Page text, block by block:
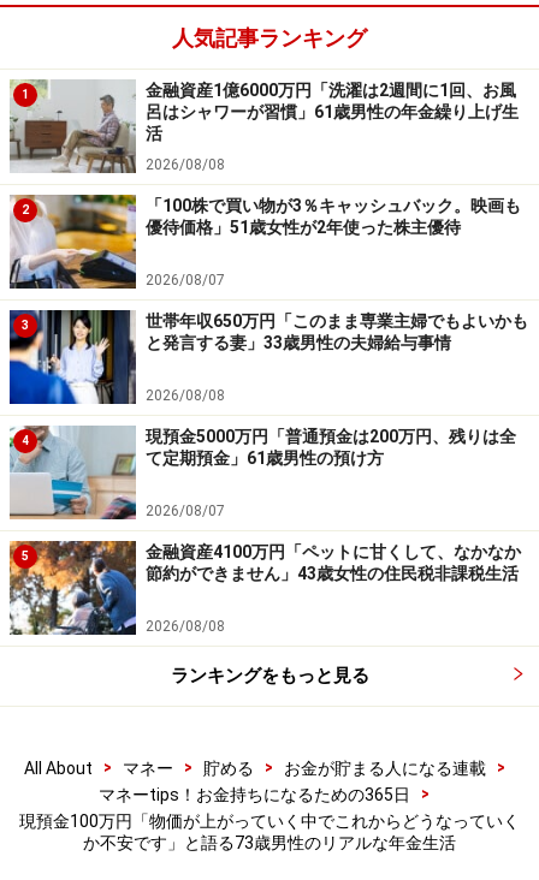
がっていくので仕事もできないので」とコメント。
いっぽうで「日々自分の好きなことを楽しみ、趣味を見
つけて楽しんでいます。もっとたくさんの趣味を見つけ
たいです」と今の生活の楽しみも教えてくれました。
※皆さんの年金エピソードを募集中です。エピソードの
採用で3000円分のAmazonギフト券をもれなくプレゼン
ト。応募はこちらから
ーーーーーーーーーーーーーーーー
※本文カッコ内の回答者コメントは原文に準拠していま
す
※エピソードは投稿者の当時のものです。現在とはサー
ビスや金額などの情報が異なることがございます
※投稿エピソードのため、内容の正確性を保証するもの
ではございません
※記事内容は執筆時点のものです。最新の内容をご確認くださ
い。
本記事の内容は一般的な情報提供を目的としており、特定の金融
商品や投資行動を推奨するものではありません。
が、その内容を保証するものではなく、これに基づく損失・損害
などについて当社は一切の責任を負いません。
最新の情報や詳細については、必ず各金融機関やサービス提供者
の公式情報をご確認ください。
人気記事ランキング
1
金融資産1億6000万円「洗濯は2週間に1回、お風
呂はシャワーが習慣」61歳男性の年金繰り上げ生
活
2026/08/08
2
「100株で買い物が3％キャッシュバック。映画も
優待価格」51歳女性が2年使った株主優待
2026/08/07
3
世帯年収650万円「このまま専業主婦でもよいかも
と発言する妻」33歳男性の夫婦給与事情
2026/08/08
4
現預金5000万円「普通預金は200万円、残りは全
て定期預金」61歳男性の預け方
2026/08/07
5
金融資産4100万円「ペットに甘くして、なかなか
節約ができません」43歳女性の住民税非課税生活
2026/08/08
ランキングをもっと見る
All About > マネー > 貯める > お金が貯まる人になる連載
>
マネーtips！お金持ちになるための365日
>
現預金100万円「物価が上がっていく中でこれからどうなっていく
か不安です」と語る73歳男性のリアルな年金生活